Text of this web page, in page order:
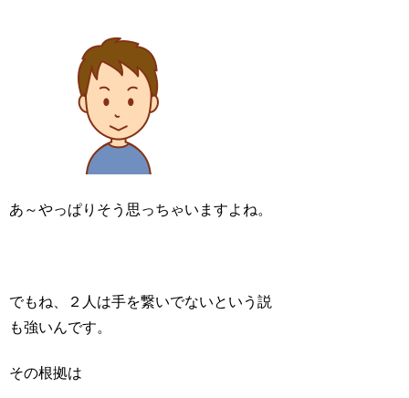
あ～やっぱりそう思っちゃいますよね。
でもね、２人は手を繋いでないという説
も強いんです。
その根拠は